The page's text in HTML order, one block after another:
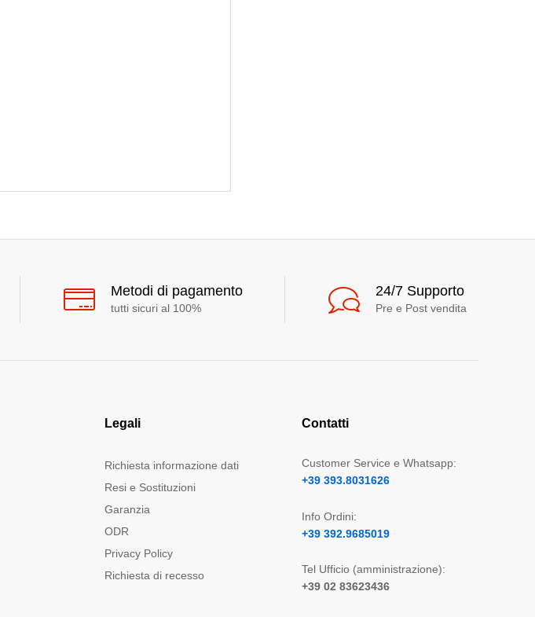
Metodi di pagamento
tutti sicuri al 100%
24/7 Supporto
Pre e Post vendita
Legali
Richiesta informazione dati
Resi e Sostituzioni
Garanzia
ODR
Privacy Policy
Richiesta di recesso
Contatti
Customer Service e Whatsapp:
+39 393.8031626
Info Ordini:
+39 392.9685019
Tel Ufficio (amministrazione):
+39 02 83623436